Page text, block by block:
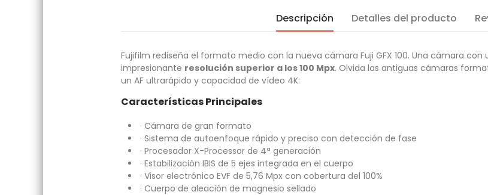
Descripción Detalles del producto
Fujifilm rediseña el formato medio con la nueva cámara Fuji GFX 100. Una cámara
impresionante resolución superior a los 100 Mpx. Olvida las antiguas cámaras
un AF ultrarápido y capacidad de vídeo 4K:
Características Principales
· Cámara de gran formato
· Sistema de autoenfoque rápido y preciso con detección de fase
· Procesador X-Processor de 4ª generación
· Estabilización IBIS de 5 ejes integrada en el cuerpo
· Visor electrónico EVF de 5,76 Mpx con cobertura del 100%
· Cuerpo de aleación de magnesio sellado